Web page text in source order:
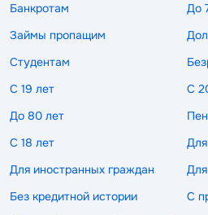
Банкротам
До
Займы пропащим
Студентам
С 19 лет
С
До 80 лет
С 18 лет
Для иностранных граждан
Без кредитной истории
С